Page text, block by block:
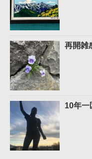
再開雑
10年一